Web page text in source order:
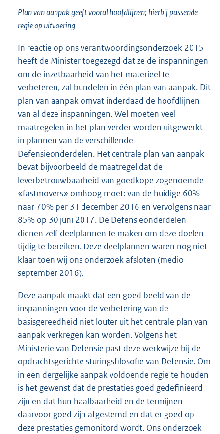
Plan van aanpak geeft vooral hoofdlijnen; hierbij passende
regie op uitvoering
In reactie op ons verantwoordingsonderzoek 2015
heeft de Minister toegezegd dat ze de inspanningen
om de inzetbaarheid van het materieel te
verbeteren, zal bundelen in één plan van aanpak. Dit
plan van aanpak omvat inderdaad de hoofdlijnen
van al deze inspanningen. Wel moeten veel
maatregelen in het plan verder worden uitgewerkt
in plannen van de verschillende
Defensieonderdelen. Het centrale plan van aanpak
bevat bijvoorbeeld de maatregel dat de
leverbetrouwbaarheid van goedkope zogenoemde
«fastmovers» omhoog moet: van de huidige 60%
naar 70% per 31 december 2016 en vervolgens naar
85% op 30 juni 2017. De Defensieonderdelen
dienen zelf deelplannen te maken om deze doelen
tijdig te bereiken. Deze deelplannen waren nog niet
klaar toen wij ons onderzoek afsloten (medio
september 2016).
Deze aanpak maakt dat een goed beeld van de
inspanningen voor de verbetering van de
basisgereedheid niet louter uit het centrale plan van
aanpak verkregen kan worden. Volgens het
Ministerie van Defensie past deze werkwijze bij de
opdrachtsgerichte sturingsfilosofie van Defensie. Om
in een dergelijke aanpak voldoende regie te houden
is het gewenst dat de prestaties goed gedefinieerd
zijn en dat hun haalbaarheid en de termijnen
daarvoor goed zijn afgestemd en dat er goed op
deze prestaties gemonitord wordt. Ons onderzoek